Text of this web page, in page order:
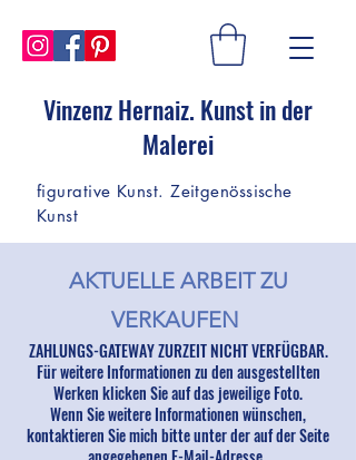
Vinzenz Hernaiz. Kunst in der
Malerei
figurative Kunst. Zeitgenössische
Kunst
AKTUELLE ARBEIT ZU
VERKAUFEN
ZAHLUNGS-GATEWAY ZURZEIT NICHT VERFÜGBAR.
Für weitere Informationen zu den ausgestellten
Werken klicken Sie auf das jeweilige Foto.
Wenn Sie weitere Informationen wünschen,
kontaktieren Sie mich bitte unter der auf der Seite